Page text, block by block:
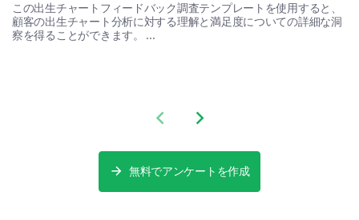
この出生チャートフィードバック調査テンプレートを使用すると、
顧客の出生チャート分析に対する理解と満足度についての詳細な洞
察を得ることができます。 ...
Previous slide
Next slide
無料でアンケートを作成